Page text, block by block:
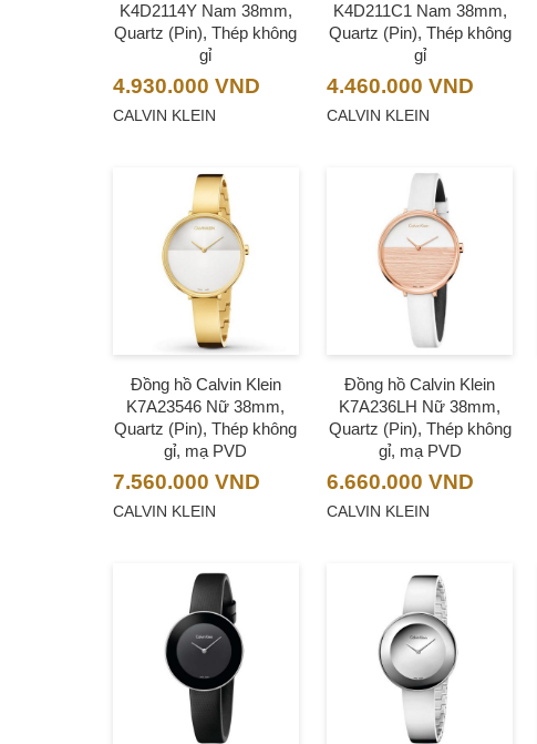
K4D2114Y Nam 38mm,
Quartz (Pin), Thép không
gỉ
4.930.000 VND
CALVIN KLEIN
K4D211C1 Nam 38mm,
Quartz (Pin), Thép không
gỉ
4.460.000 VND
CALVIN KLEIN
Đồng hồ Calvin Klein
K7A23546 Nữ 38mm,
Quartz (Pin), Thép không
gỉ, mạ PVD
7.560.000 VND
CALVIN KLEIN
Đồng hồ Calvin Klein
K7A236LH Nữ 38mm,
Quartz (Pin), Thép không
gỉ, mạ PVD
6.660.000 VND
CALVIN KLEIN